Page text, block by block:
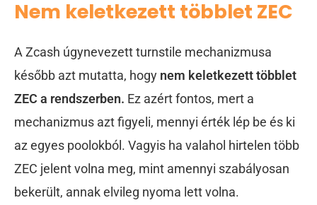
Nem keletkezett többlet ZEC
A Zcash úgynevezett turnstile mechanizmusa
később azt mutatta, hogy nem keletkezett többlet
ZEC a rendszerben. Ez azért fontos, mert a
mechanizmus azt figyeli, mennyi érték lép be és ki
az egyes poolokból. Vagyis ha valahol hirtelen több
ZEC jelent volna meg, mint amennyi szabályosan
bekerült, annak elvileg nyoma lett volna.